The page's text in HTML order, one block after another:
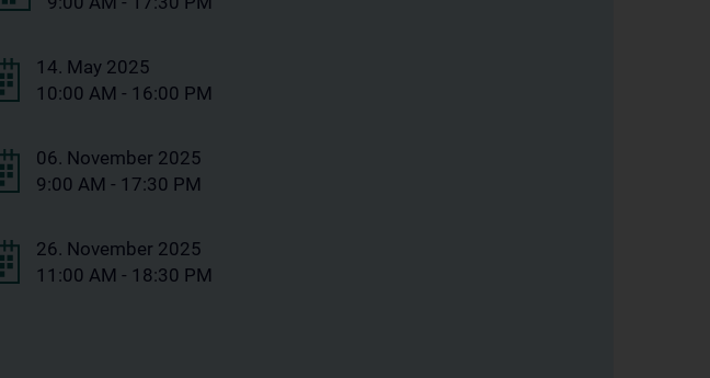
14. May 2025
10:00 AM - 16:00 PM
06. November 2025
9:00 AM - 17:30 PM
26. November 2025
11:00 AM - 18:30 PM